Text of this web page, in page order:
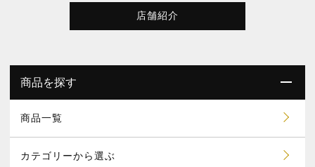
店舗紹介
商品を探す
商品一覧
カテゴリーから選ぶ